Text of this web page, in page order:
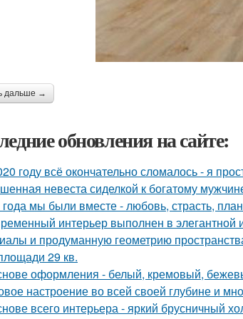
дальше →
обновления на сайте:
году всё окончательно сломалось - я
невеста сиделкой к богатому
мы были вместе - любовь, страсть,
интерьер выполнен в элегантной
и продуманную геометрию
29 кв.
оформления - белый, кремовый,
настроение во всей своей глубине и
всего интерьера - яркий брусничный